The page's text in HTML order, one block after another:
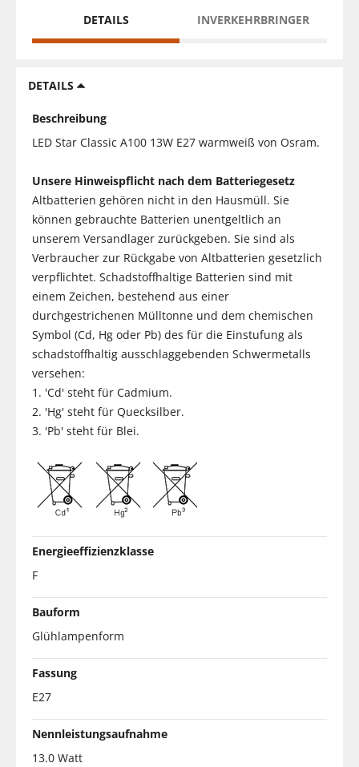
DETAILS INVERKEHRBRINGER
DETAILS
Beschreibung
LED Star Classic A100 13W E27 warmweiß von Osram.
Unsere Hinweispflicht nach dem Batteriegesetz
Altbatterien gehören nicht in den Hausmüll. Sie
können gebrauchte Batterien unentgeltlich an
unserem Versandlager zurückgeben. Sie sind als
Verbraucher zur Rückgabe von Altbatterien gesetzlich
verpflichtet. Schadstoffhaltige Batterien sind mit
einem Zeichen, bestehend aus einer
durchgestrichenen Mülltonne und dem chemischen
Symbol (Cd, Hg oder Pb) des für die Einstufung als
schadstoffhaltig ausschlaggebenden Schwermetalls
versehen:
1. 'Cd' steht für Cadmium.
2. 'Hg' steht für Quecksilber.
3. 'Pb' steht für Blei.
Energieeffizienzklasse
F
Bauform
Glühlampenform
Fassung
E27
Nennleistungsaufnahme
13.0 Watt